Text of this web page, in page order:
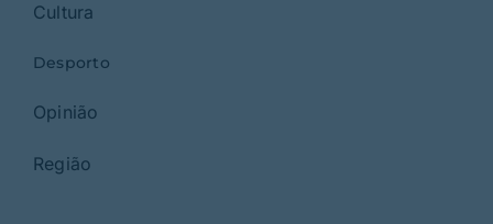
Cultura
Desporto
Opinião
Região